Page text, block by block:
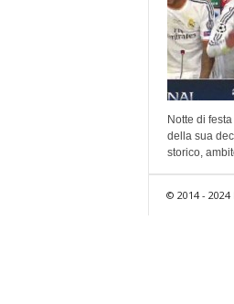
Notte di
della sua
storico,
© 2014 -